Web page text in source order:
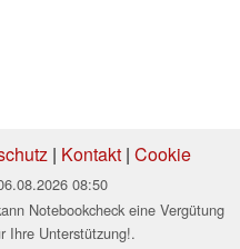
| Kontakt| Cookie
08:50
Notebookcheck eine Vergütung
Ihre Unterstützung!.